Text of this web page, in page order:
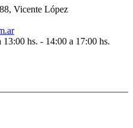
Vicente López
hs. - 14:00 a 17:00 hs.